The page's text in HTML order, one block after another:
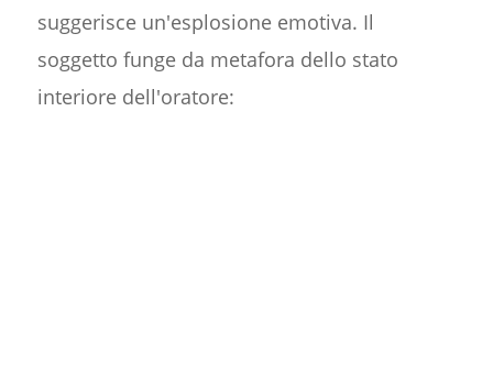
suggerisce un'esplosione emotiva. Il
soggetto funge da metafora dello stato
interiore dell'oratore: